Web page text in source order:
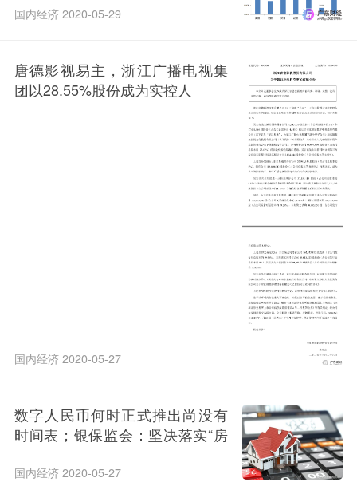
国内经济 2020-05-29
唐德影视易主，浙江广播电视集
团以28.55%股份成为实控人
国内经济 2020-05-27
数字人民币何时正式推出尚没有
时间表；银保监会：坚决落实“房
国内经济 2020-05-27